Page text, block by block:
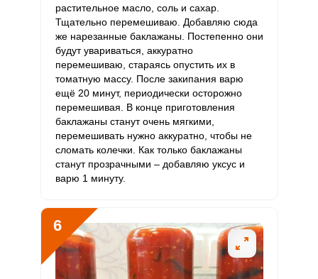
растительное масло, соль и сахар.
Тщательно перемешиваю. Добавляю сюда
же нарезанные баклажаны. Постепенно они
будут увариваться, аккуратно
перемешиваю, стараясь опустить их в
томатную массу. После закипания варю
ещё 20 минут, периодически осторожно
перемешивая. В конце приготовления
баклажаны станут очень мягкими,
перемешивать нужно аккуратно, чтобы не
сломать колечки. Как только баклажаны
станут прозрачными – добавляю уксус и
варю 1 минуту.
6